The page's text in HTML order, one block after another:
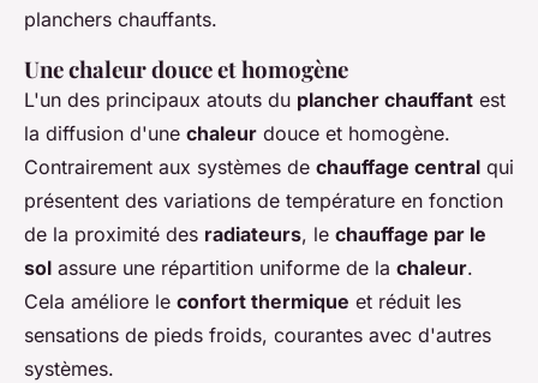
planchers chauffants.
Une chaleur douce et homogène
L'un des principaux atouts du plancher chauffant est
la diffusion d'une chaleur douce et homogène.
Contrairement aux systèmes de chauffage central qui
présentent des variations de température en fonction
de la proximité des radiateurs, le chauffage par le
sol assure une répartition uniforme de la chaleur.
Cela améliore le confort thermique et réduit les
sensations de pieds froids, courantes avec d'autres
systèmes.